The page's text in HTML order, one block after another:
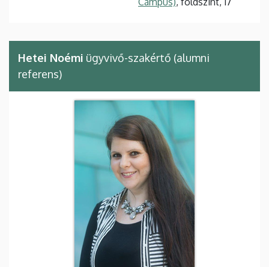
Hetei Noémi ügyvivő-szakértő (alumni
referens)